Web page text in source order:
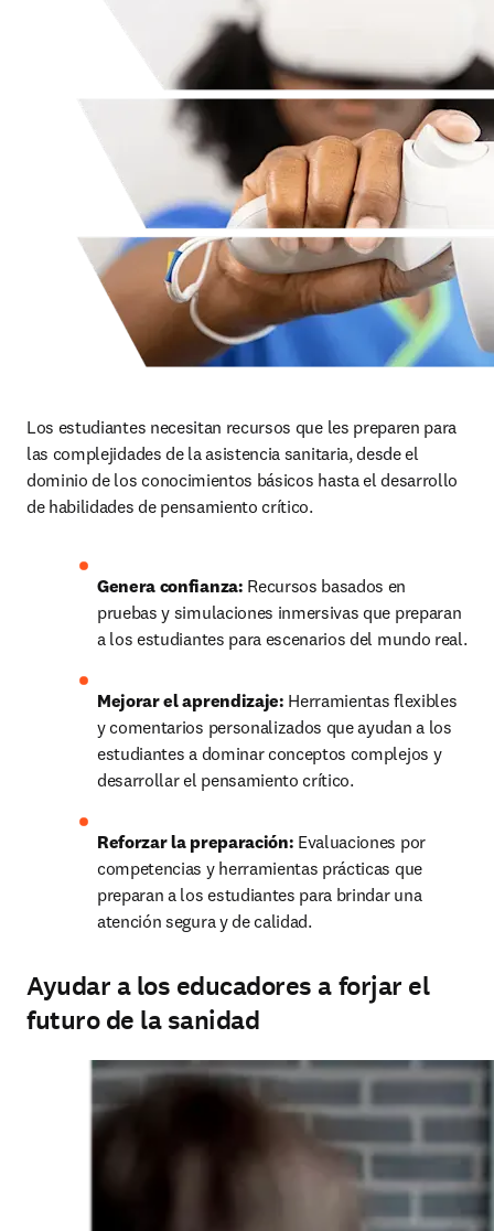
Los estudiantes necesitan recursos que les preparen para
las complejidades de la asistencia sanitaria, desde el
dominio de los conocimientos básicos hasta el desarrollo
de habilidades de pensamiento crítico.
Genera confianza: Recursos basados en
pruebas y simulaciones inmersivas que preparan
a los estudiantes para escenarios del mundo real.
Mejorar el aprendizaje: Herramientas flexibles
y comentarios personalizados que ayudan a los
estudiantes a dominar conceptos complejos y
desarrollar el pensamiento crítico.
Reforzar la preparación: Evaluaciones por
competencias y herramientas prácticas que
preparan a los estudiantes para brindar una
atención segura y de calidad.
Ayudar a los educadores a forjar el
futuro de la sanidad